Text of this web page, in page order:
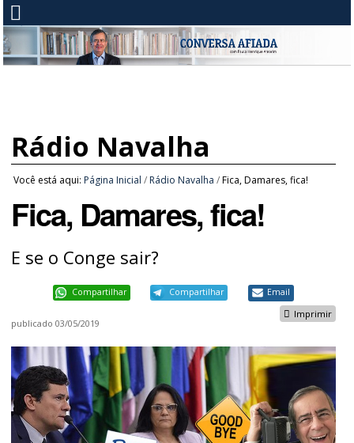
Rádio Navalha
Você está aqui: Página Inicial / Rádio Navalha /Fica, Damares, fica!
Fica, Damares, fica!
E se o Conge sair?
Compartilhar Compartilhar Email
Imprimir
publicado 03/05/2019